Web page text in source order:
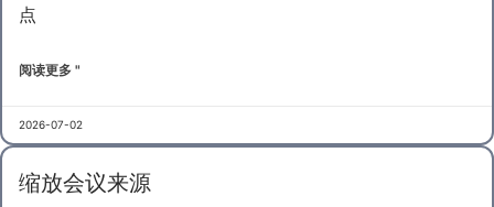
点
阅读更多 "
2026-07-02
缩放会议来源